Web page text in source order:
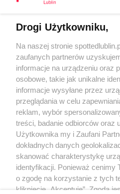
KATEGORIE
OGŁOSZENIA
WYDARZENIA
NA SKRÓTY
Regulamin
Polityka prywatności
RODO
Warunki korzystania z
Drogi Użytkowniku,
Na naszej stronie
zaufanych partnerów
informacje na urządzeniu oraz
osobowe, takie jak unikalne
informacje wysyłane przez
przeglądania w celu
reklam, wybór
treści, badanie odbiorców oraz
Użytkownika my i Zaufani
dokładnych danych
skanować charakterystykę
identyfikacji. Ponieważ cenimy
o zgodę na korzystanie z tych
kliknięcie „Akceptuję”. Zgoda